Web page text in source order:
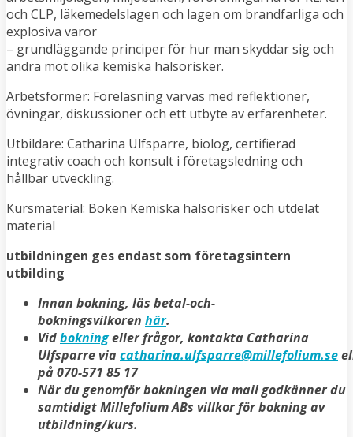
och CLP, läkemedelslagen och lagen om brandfarliga och
explosiva varor
– grundläggande principer för hur man skyddar sig och
andra mot olika kemiska hälsorisker.
Arbetsformer: Föreläsning varvas med reflektioner,
övningar, diskussioner och ett utbyte av erfarenheter.
Utbildare: Catharina Ulfsparre, biolog, certifierad
integrativ coach och konsult i företagsledning och
hållbar utveckling.
Kursmaterial: Boken Kemiska hälsorisker och utdelat
material
utbildningen ges endast som företagsintern
utbilding
Innan bokning, läs betal-och-
bokningsvilkoren här.
Vidbokningeller frågor, kontakta Catharina
Ulfsparre viacatharina.ulfsparre@millefolium.se
på 070-571 85 17
När du genomför bokningen via mail godkänner du
samtidigt Millefolium ABs villkor för bokning av
utbildning/kurs.